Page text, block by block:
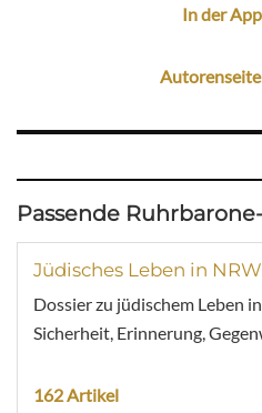
In der
Passende
Jüdisches Leben in NRW
Dossier zu jüdischem Leben
Sicherheit, Erinnerung,
162 Artikel